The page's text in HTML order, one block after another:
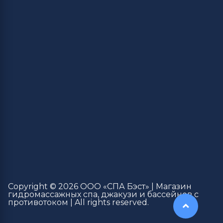
Copyright © 2026 ООО «СПА Бэст» | Магазин
гидромассажных спа, джакузи и бассейнов с
противотоком | All rights reserved.